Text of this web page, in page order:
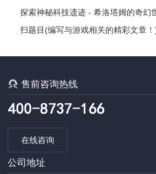
验！)
探索神秘科技遗迹 - 希洛塔姆的奇幻
秘科技遗迹：一场奇幻之旅)
扫题目(编写与游戏相关的精彩文章！
售前咨询热线
在线咨询
公司地址